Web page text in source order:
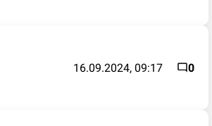
16.09.2024, 09:17 0